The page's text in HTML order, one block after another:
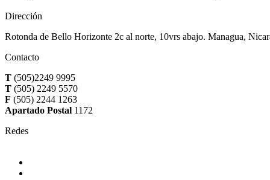
Dirección
Rotonda de Bello Horizonte 2c al norte, 10vrs abajo. Managua,
Contacto
T (505)2249 9995
T (505) 2249 5570
F (505) 2244 1263
Apartado Postal 1172
Redes